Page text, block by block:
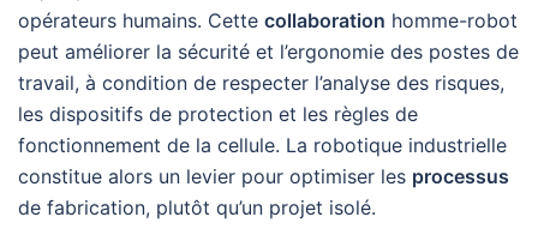
opérateurs humains. Cette collaboration homme-robot
peut améliorer la sécurité et l’ergonomie des postes de
travail, à condition de respecter l’analyse des risques,
les dispositifs de protection et les règles de
fonctionnement de la cellule. La robotique industrielle
constitue alors un levier pour optimiser les processus
de fabrication, plutôt qu’un projet isolé.